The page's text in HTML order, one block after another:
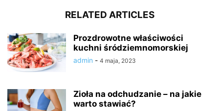
RELATED ARTICLES
Prozdrowotne właściwości
kuchni śródziemnomorskiej
admin - 4 maja, 2023
Zioła na odchudzanie – na jakie
warto stawiać?